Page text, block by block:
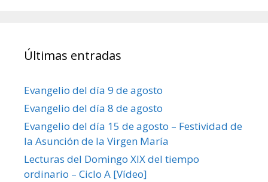
Últimas entradas
Evangelio del día 9 de agosto
Evangelio del día 8 de agosto
Evangelio del día 15 de agosto – Festividad de
la Asunción de la Virgen María
Lecturas del Domingo XIX del tiempo
ordinario – Ciclo A [Vídeo]